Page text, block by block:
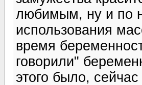
любимым, ну и по
использования
время
говорили"
этого было,